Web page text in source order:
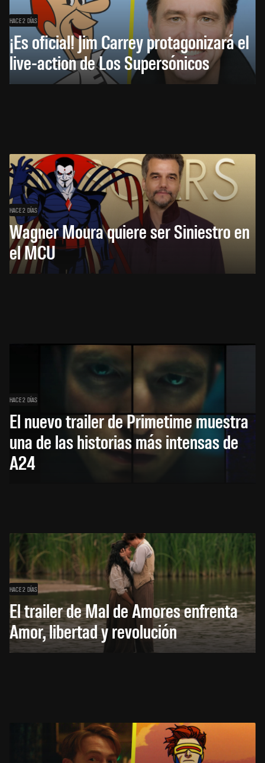
HACE 2 DÍAS
¡Es oficial! Jim Carrey protagonizará el
live-action de Los Supersónicos
HACE 2 DÍAS
Wagner Moura quiere ser Siniestro en
el MCU
HACE 2 DÍAS
El nuevo trailer de Primetime muestra
una de las historias más intensas de
A24
HACE 2 DÍAS
El trailer de Mal de Amores enfrenta
Amor, libertad y revolución